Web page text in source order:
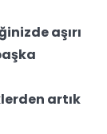
aşırı
artık